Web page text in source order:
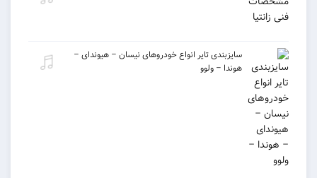
سایزبندی تایر انواع خودروهای نیسان – هیوندای –
هوندا – ولوو